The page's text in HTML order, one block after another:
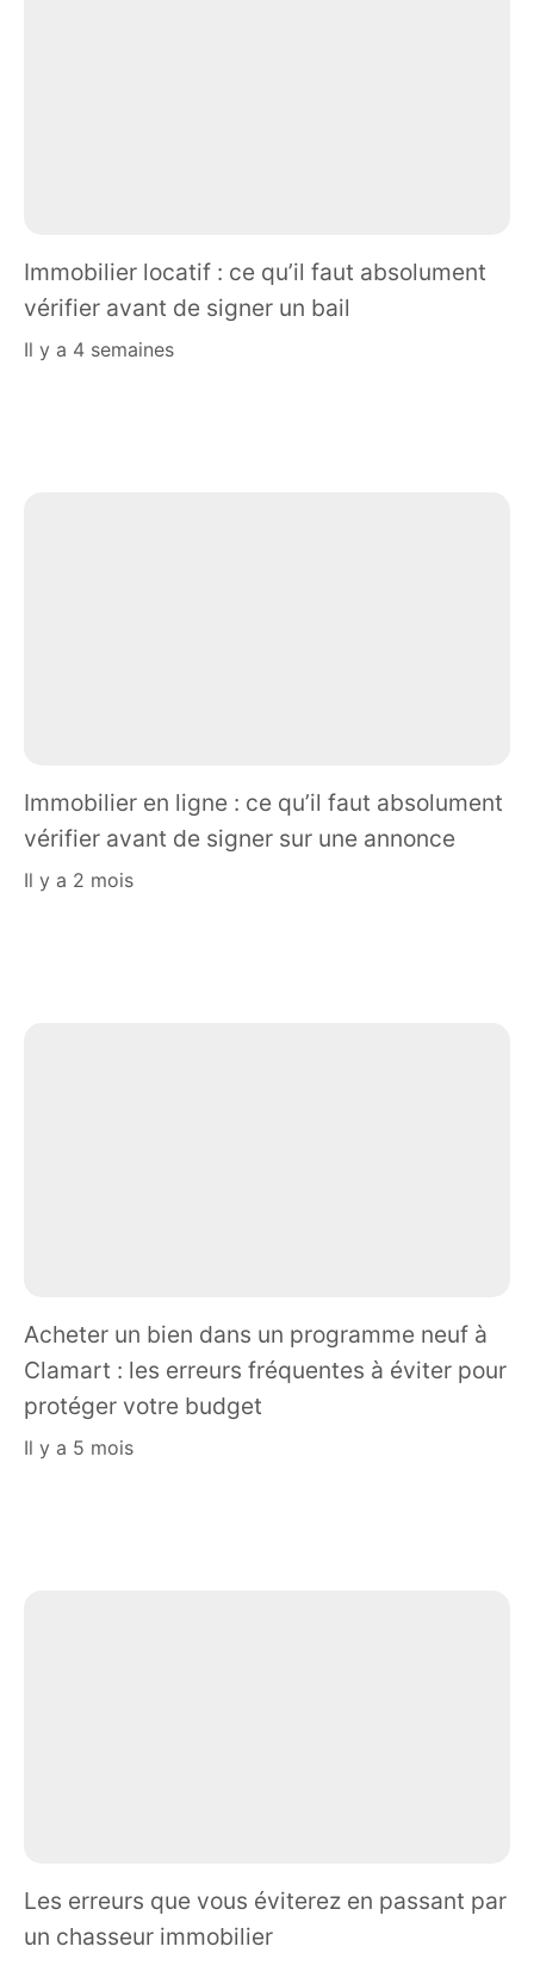
Immobilier locatif : ce qu’il faut absolument
vérifier avant de signer un bail
il y a 4 semaines
Immobilier en ligne : ce qu’il faut absolument
vérifier avant de signer sur une annonce
il y a 2 mois
Acheter un bien dans un programme neuf à
Clamart : les erreurs fréquentes à éviter pour
protéger votre budget
il y a 5 mois
Les erreurs que vous éviterez en passant par
un chasseur immobilier